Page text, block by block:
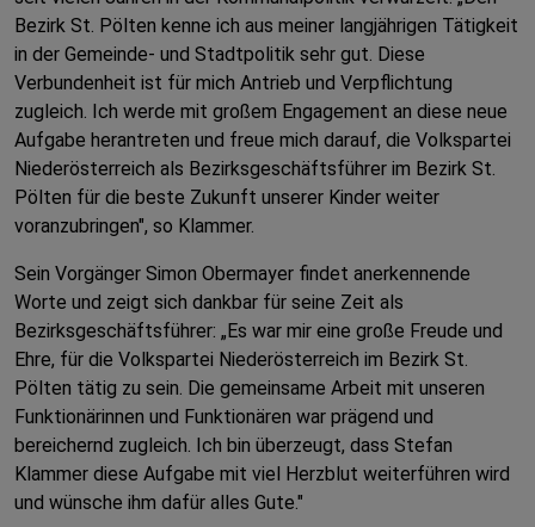
Bezirk St. Pölten kenne ich aus meiner langjährigen Tätigkeit
in der Gemeinde- und Stadtpolitik sehr gut. Diese
Verbundenheit ist für mich Antrieb und Verpflichtung
zugleich. Ich werde mit großem Engagement an diese neue
Aufgabe herantreten und freue mich darauf, die Volkspartei
Niederösterreich als Bezirksgeschäftsführer im Bezirk St.
Pölten für die beste Zukunft unserer Kinder weiter
voranzubringen", so Klammer.
Sein Vorgänger Simon Obermayer findet anerkennende
Worte und zeigt sich dankbar für seine Zeit als
Bezirksgeschäftsführer: „Es war mir eine große Freude und
Ehre, für die Volkspartei Niederösterreich im Bezirk St.
Pölten tätig zu sein. Die gemeinsame Arbeit mit unseren
Funktionärinnen und Funktionären war prägend und
bereichernd zugleich. Ich bin überzeugt, dass Stefan
Klammer diese Aufgabe mit viel Herzblut weiterführen wird
und wünsche ihm dafür alles Gute."